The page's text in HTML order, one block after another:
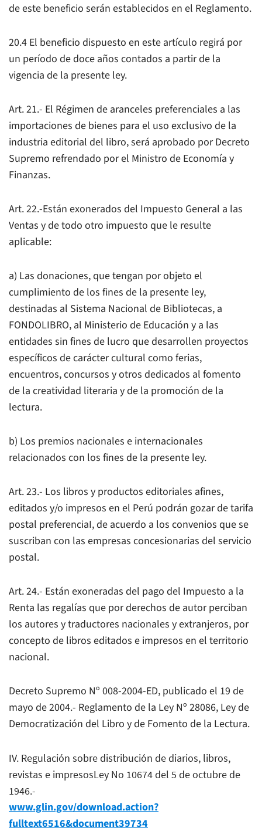
de este beneficio serán establecidos en el Reglamento.
20.4 El beneficio dispuesto en este artículo regirá por
un período de doce años contados a partir de la
vigencia de la presente ley.
Art. 21.- El Régimen de aranceles preferenciales a las
importaciones de bienes para el uso exclusivo de la
industria editorial del libro, será aprobado por Decreto
Supremo refrendado por el Ministro de Economía y
Finanzas.
Art. 22.-Están exonerados del Impuesto General a las
Ventas y de todo otro impuesto que le resulte
aplicable:
a) Las donaciones, que tengan por objeto el
cumplimiento de los fines de la presente ley,
destinadas al Sistema Nacional de Bibliotecas, a
FONDOLIBRO, al Ministerio de Educación y a las
entidades sin fines de lucro que desarrollen proyectos
específicos de carácter cultural como ferias,
encuentros, concursos y otros dedicados al fomento
de la creatividad literaria y de la promoción de la
lectura.
b) Los premios nacionales e internacionales
relacionados con los fines de la presente ley.
Art. 23.- Los libros y productos editoriales afines,
editados y/o impresos en el Perú podrán gozar de tarifa
postal preferenciaI, de acuerdo a los convenios que se
suscriban con las empresas concesionarias del servicio
postal.
Art. 24.- Están exoneradas del pago del Impuesto a la
Renta las regalías que por derechos de autor perciban
los autores y traductores nacionales y extranjeros, por
concepto de libros editados e impresos en el territorio
nacional.
Decreto Supremo Nº 008-2004-ED, publicado el 19 de
mayo de 2004.- Reglamento de la Ley Nº 28086, Ley de
Democratización del Libro y de Fomento de la Lectura.
IV. Regulación sobre distribución de diarios, libros,
revistas e impresosLey No 10674 del 5 de octubre de
1946.-
www.glin.gov/download.action?
fulltext6516&document39734